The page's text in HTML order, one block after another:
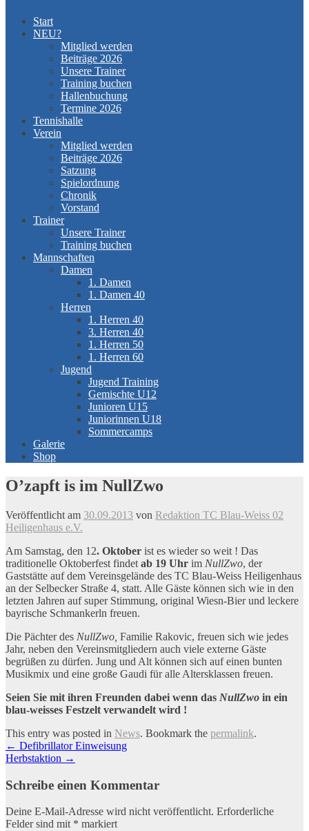
Start
NEU?
Mitglied werden
Beiträge 2026
Unsere Trainer
Training buchen
Hallenbuchung
Termine 2026
Tennishalle
Verein
Mitglied werden
Beiträge 2026
Satzung
Spielordnung
Chronik
Vorstand
Trainer
Unsere Trainer
Training buchen
Mannschaften
Damen
1. Damen
1. Damen 40
Herren
1. Herren 40
3. Herren 40
1. Herren 50
1. Herren 60
Jugend
Jugend Training
Gemischte U12
Junioren U15
Juniorinnen U18
Sommercamps
Galerie
Shop
O’zapft is im NullZwo
Veröffentlicht am 30.09.2013 von Redaktion TC Blau-Weiss 02
Heiligenhaus e.V.
Am Samstag, den 12. Oktober ist es wieder so weit ! Das
traditionelle Oktoberfest findet ab 19 Uhr im NullZwo, der
Gaststätte auf dem Vereinsgelände des TC Blau-Weiss Heiligenhaus
an der Selbecker Straße 4, statt. Alle Gäste können sich wie in den
letzten Jahren auf super Stimmung, original Wiesn-Bier und leckere
bayrische Schmankerln freuen.
Die Pächter des NullZwo, Familie Rakovic, freuen sich wie jedes
Jahr, neben den Vereinsmitgliedern auch viele externe Gäste
begrüßen zu dürfen. Jung und Alt können sich auf einen bunten
Musikmix und eine große Gaudi für alle Altersklassen freuen.
Seien Sie mit ihren Freunden dabei wenn das NullZwo in ein
blau-weisses Festzelt verwandelt wird !
This entry was posted in News. Bookmark the permalink.
Artikel-
Navigation
← Defibrillator Einweisung
Herbstaktion →
Schreibe einen Kommentar
Deine E-Mail-Adresse wird nicht veröffentlicht. Erforderliche
Felder sind mit * markiert